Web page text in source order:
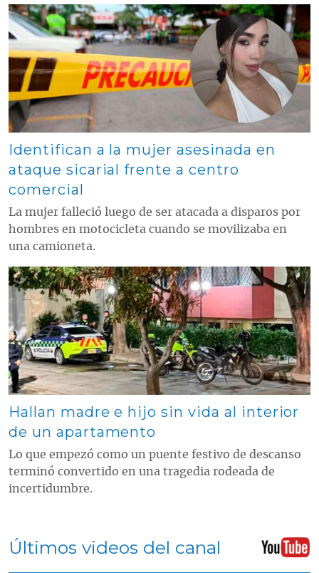
Contenido multimedia principal
Identifican a la mujer asesinada en
ataque sicarial frente a centro
comercial
La mujer falleció luego de ser atacada a disparos por
hombres en motocicleta cuando se movilizaba en
una camioneta.
Contenido multimedia principal
Hallan madre e hijo sin vida al interior
de un apartamento
Lo que empezó como un puente festivo de descanso
terminó convertido en una tragedia rodeada de
incertidumbre.
Últimos videos del canal